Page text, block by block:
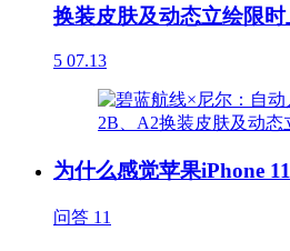
换装皮肤及动态立绘限
5 07.13
为什么感觉苹果iPhone
问答 11